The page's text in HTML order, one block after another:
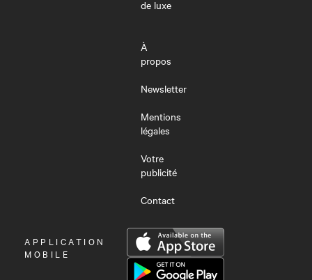
de luxe
À
propos
Newsletter
Mentions
légales
Votre
publicité
Contact
OUVRIR
LE
APPLICATION
MOBILE